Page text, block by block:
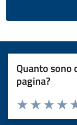
Quanto sono
pagina?
Valuta 3
Valuta 2
Valuta 1 stelle